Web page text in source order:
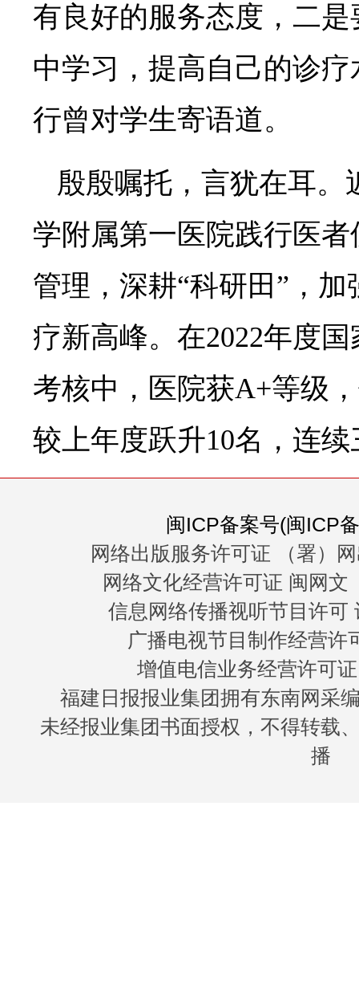
有良好的服务态度，二
中学习，提高自己的诊
行曾对学生寄语道。
殷殷嘱托，言犹在耳。
学附属第一医院践行医
管理，深耕“科研田”，加
疗新高峰。在2022年度
考核中，医院获A+等级
较上年度跃升10名，连
闽ICP备案号(闽ICP
网络出版服务许可证 （署）
网络文化经营许可证 闽网文
信息网络传播视听节目许可
广播电视节目制作经营许
增值电信业务经营许可
福建日报报业集团拥有东南网采
未经报业集团书面授权，不得转载
播